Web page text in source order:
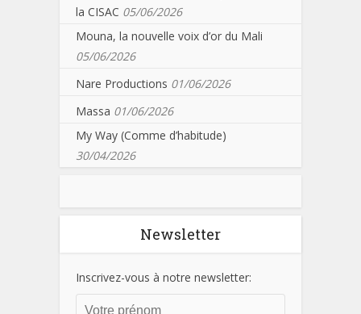
la CISAC 05/06/2026
Mouna, la nouvelle voix d’or du Mali
05/06/2026
Nare Productions 01/06/2026
Massa 01/06/2026
My Way (Comme d’habitude)
30/04/2026
Newsletter
Inscrivez-vous à notre newsletter: